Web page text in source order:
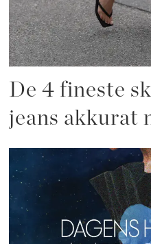
De 4 fineste
jeans akkurat